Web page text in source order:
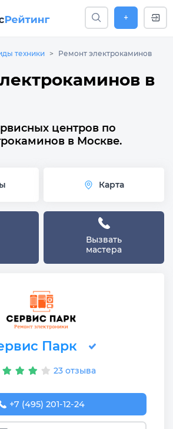
+
техники Ремонт электрокаминов
в
центров по
в Москве.
Карта
Вызвать
мастера
Парк
23 отзыва
+7 (495) 201-12-24